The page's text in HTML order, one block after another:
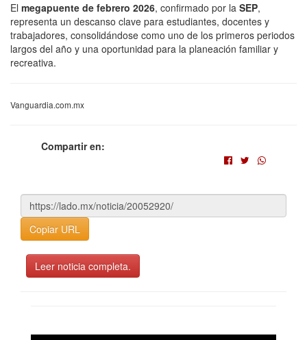
El megapuente de febrero 2026, confirmado por la SEP,
representa un descanso clave para estudiantes, docentes y
trabajadores, consolidándose como uno de los primeros periodos
largos del año y una oportunidad para la planeación familiar y
recreativa.
Vanguardia.com.mx
Compartir en:
Copiar URL
Leer noticia completa.